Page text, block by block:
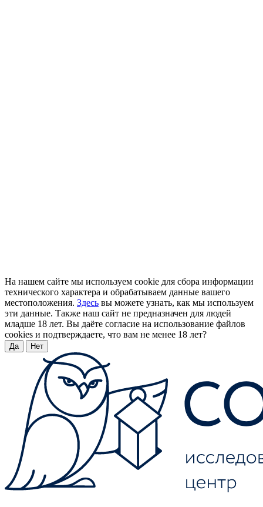
На нашем сайте мы используем cookie для сбора информации
технического характера и обрабатываем данные вашего
местоположения. Здесь вы можете узнать, как мы используем
эти данные. Также наш сайт не предназначен для людей
младше 18 лет. Вы даёте согласие на использование файлов
cookies и подтверждаете, что вам не менее 18 лет?
Да Нет